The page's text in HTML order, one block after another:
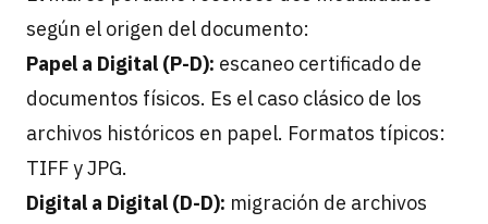
según el origen del documento:
Papel a Digital (P-D): escaneo certificado de
documentos físicos. Es el caso clásico de los
archivos históricos en papel. Formatos típicos:
TIFF y JPG.
Digital a Digital (D-D): migración de archivos